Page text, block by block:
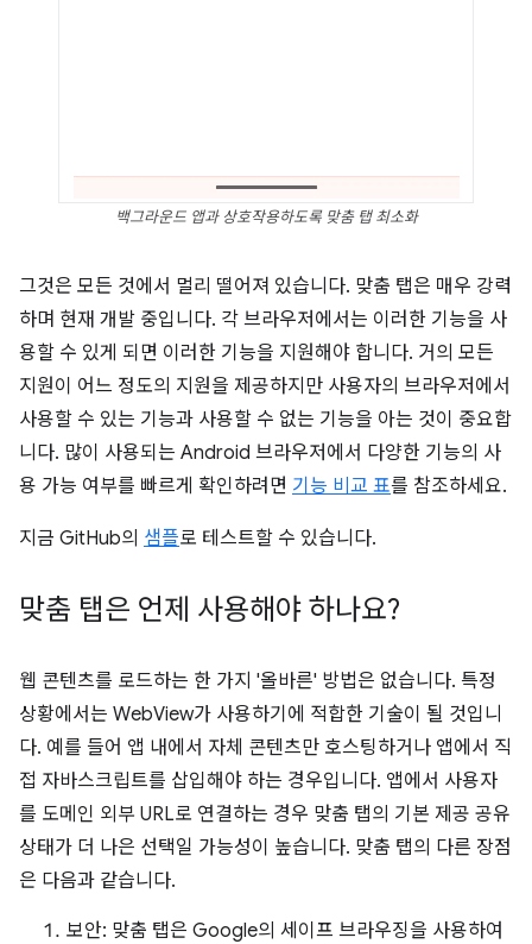
백그라운드 앱과 상호작용하도록 맞춤 탭 최소화
그것은 모든 것에서 멀리 떨어져 있습니다. 맞춤 탭은 매우 강력
하며 현재 개발 중입니다. 각 브라우저에서는 이러한 기능을 사
용할 수 있게 되면 이러한 기능을 지원해야 합니다. 거의 모든
지원이 어느 정도의 지원을 제공하지만 사용자의 브라우저에서
사용할 수 있는 기능과 사용할 수 없는 기능을 아는 것이 중요합
니다. 많이 사용되는 Android 브라우저에서 다양한 기능의 사
용 가능 여부를 빠르게 확인하려면 기능 비교 표를 참조하세요.
지금 GitHub의 샘플로 테스트할 수 있습니다.
맞춤 탭은 언제 사용해야 하나요?
웹 콘텐츠를 로드하는 한 가지 '올바른' 방법은 없습니다. 특정
상황에서는 WebView가 사용하기에 적합한 기술이 될 것입니
다. 예를 들어 앱 내에서 자체 콘텐츠만 호스팅하거나 앱에서 직
접 자바스크립트를 삽입해야 하는 경우입니다. 앱에서 사용자
를 도메인 외부 URL로 연결하는 경우 맞춤 탭의 기본 제공 공유
상태가 더 나은 선택일 가능성이 높습니다. 맞춤 탭의 다른 장점
은 다음과 같습니다.
보안: 맞춤 탭은 Google의 세이프 브라우징을 사용하여